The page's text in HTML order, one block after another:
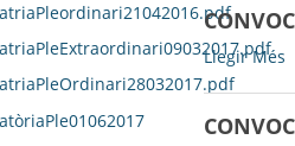
-
Llegir Més